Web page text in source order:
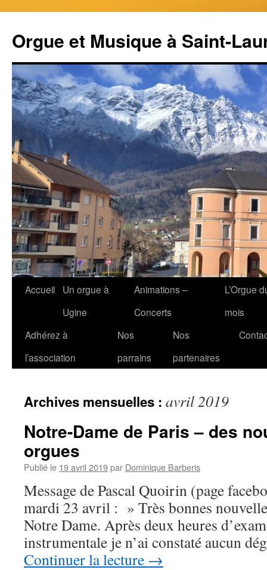
contenu
Orgue et Musique à Saint-
Accueil
Un orgue à
Ugine
Animations –
Concerts
L’Orgue
mois
Adhérez à
l’association
Nos
parrains
Nos
partenaires
Archives mensuelles : avril 2019
Notre-Dame de Paris – des
orgues
Publié le 19 avril 2019par Dominique Barberis
Message de Pascal Quoirin (page
mardi 23 avril : » Très bonnes
Notre Dame. Après deux heures
instrumentale je n’ai constaté aucun
Continuer la lecture →